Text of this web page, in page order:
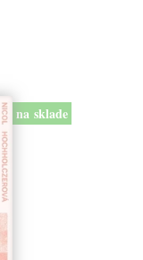
na sklade